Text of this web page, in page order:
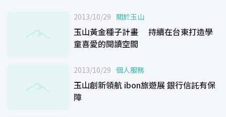
2013/10/29 關於玉山
玉山黃金種子計畫 持續在台東打造學
童喜愛的閱讀空間
2013/10/29 個人服務
玉山創新領航 ibon旅遊展 銀行信託有保
障